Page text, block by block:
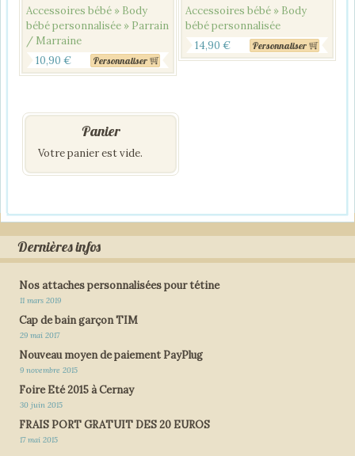
Accessoires bébé » Body
bébé personnalisée » Parrain
/ Marraine
10,90 € Personnaliser
Accessoires bébé » Body
bébé personnalisée
14,90 € Personnaliser
Panier
Votre panier est vide.
Dernières infos
Nos attaches personnalisées pour tétine
11 mars 2019
Cap de bain garçon TIM
29 mai 2017
Nouveau moyen de paiement PayPlug
9 novembre 2015
Foire Eté 2015 à Cernay
30 juin 2015
FRAIS PORT GRATUIT DES 20 EUROS
17 mai 2015